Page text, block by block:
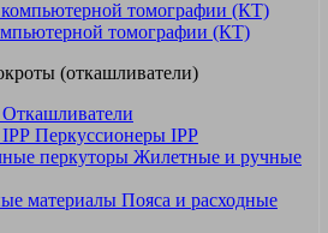
томографии (КТ)
(откашливатели)
Откашливатели
Перкуссионеры IPP
Жилетные и ручные
Пояса и расходные